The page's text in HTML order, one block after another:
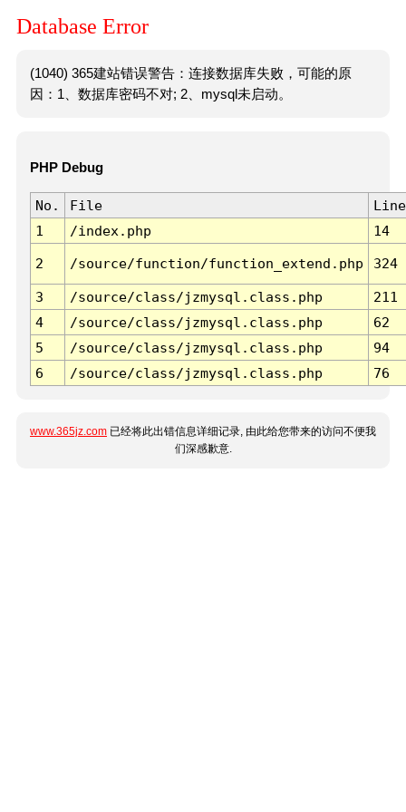
Database Error
(1040) 365建站错误警告：连接数据库失败，可能的原
因：1、数据库密码不对; 2、mysql未启动。
PHP Debug
No. File
Line
1
/index.php 14
2 /source/function/function_extend.php 324
3 /source/class/jzmysql.class.php
211
4
/source/class/jzmysql.class.php
62
5
/source/class/jzmysql.class.php
94
6
/source/class/jzmysql.class.php 76
www.365jz.com 已经将此出错信息详细记录, 由此给您带来的访问不便我
们深感歉意.